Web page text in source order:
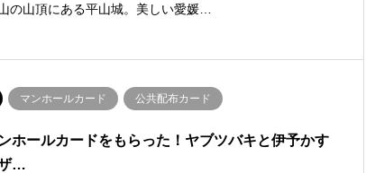
の山頂にある平山城。美しい愛媛…
マンホールカード 公共配布カード
ホールカードをもらった！ヤブツバキと伊予かす
…